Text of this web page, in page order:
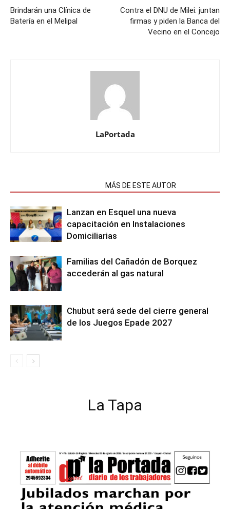
Brindarán una Clínica de
Batería en el Melipal
Contra el DNU de Milei: juntan
firmas y piden la Banca del
Vecino en el Concejo
LaPortada
MÁS DE ESTE AUTOR
Lanzan en Esquel una nueva
capacitación en Instalaciones
Domiciliarias
Familias del Cañadón de Borquez
accederán al gas natural
Chubut será sede del cierre general
de los Juegos Epade 2027
La Tapa